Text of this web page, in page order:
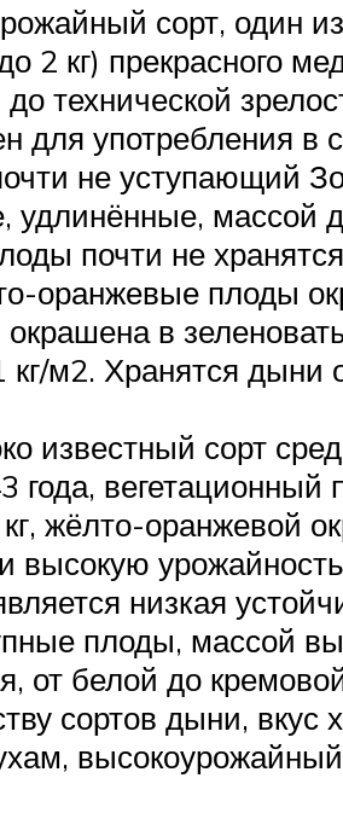
сорт, один
2 кг) прекрасного
технической
для употребления
не уступающий
массой
почти не
оранжевые плоды
в
м2. Хранятся дыни
известный сорт
года,
жёлто-оранжевой
высокую
низкая
плоды, массой
от белой до
сортов дыни, вкус